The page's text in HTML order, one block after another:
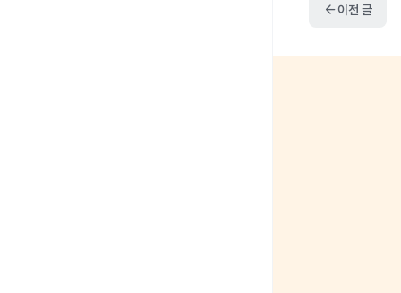
arrow_back이전 글